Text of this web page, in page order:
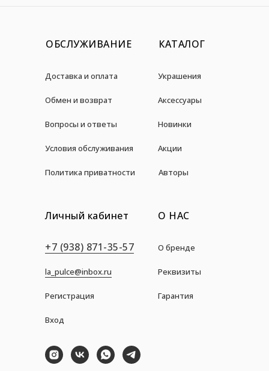
ОБСЛУЖИВАНИЕ
Доставка и оплата
Обмен и возврат
Вопросы и ответы
КАТАЛОГ
Украшения
Аксессуары
Новинки
Акции
Условия обслуживания
Политика приватности
О НАС
О бренде
Авторы
Личный кабинет
Вход
+7 (938) 871-35-57
la_pulce@inbox.ru Реквизиты
Гарантия
Регистрация